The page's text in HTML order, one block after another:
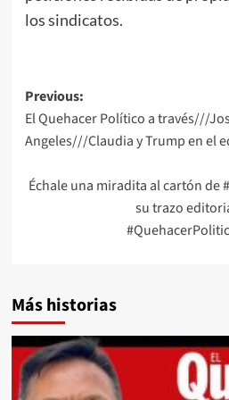
los sindicatos.
Post
navigation
Previous:
El Quehacer Político a través///
Angeles///Claudia y Trump en el
Échale una miradita al cartón de
su trazo
Más historias